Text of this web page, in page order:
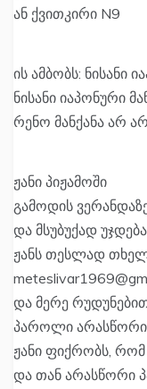
ან ქვითკირი N9
ის ამბობს: ნისანი
ნისანი იაპონური
რენო მანქანა არ
ჟანი პიჟამოში
გამოდის
და მსუბუქად
ჟანს თესლად თხელ
და მერე
პაროლი
ჟანი ფიქრობს,
და თან არასწორი